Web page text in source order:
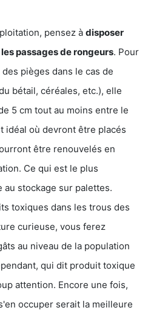
pensez à disposer
passages de rongeurs. Pour
pièges dans le cas de
bétail, céréales, etc.), elle
5 cm tout au moins entre le
idéal où devront être placés
être renouvelés en
Ce qui est le plus
stockage sur palettes.
toxiques dans les trous des
curieuse, vous ferez
au niveau de la population
qui dit produit toxique
attention. Encore une fois,
occuper serait la meilleure